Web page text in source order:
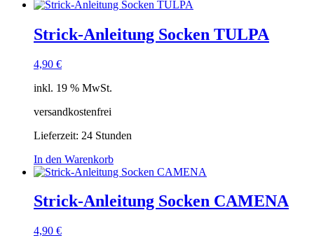
Strick-Anleitung Socken TULPA
4,90 €
inkl. 19 % MwSt.
versandkostenfrei
Lieferzeit: 24 Stunden
In den Warenkorb
Strick-Anleitung Socken CAMENA
4,90 €